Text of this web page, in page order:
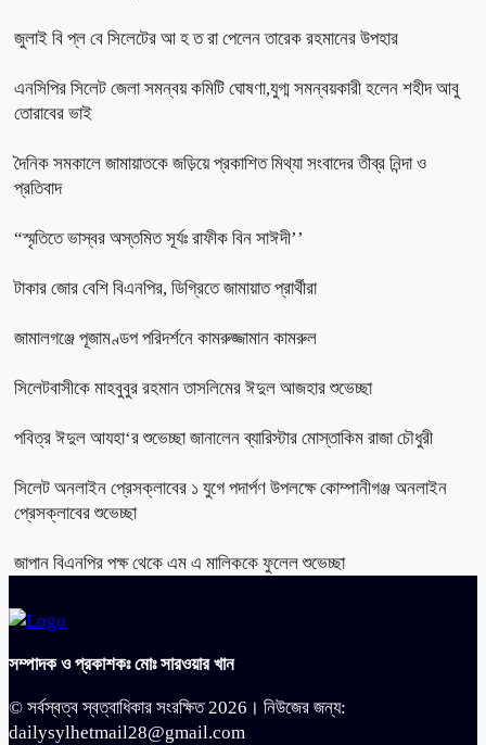
জুলাই বি প্ল বে সিলেটের আ হ ত রা পেলেন তারেক রহমানের উপহার
এনসিপির সিলেট জেলা সমন্বয় কমিটি ঘোষণা,যুগ্ম সমন্বয়কারী হলেন শহীদ আবু
তোরাবের ভাই
দৈনিক সমকালে জামায়াতকে জড়িয়ে প্রকাশিত মিথ্যা সংবাদের তীব্র নিন্দা ও
প্রতিবাদ
“স্মৃতিতে ভাস্বর অস্তমিত সূর্যঃ রাফীক বিন সাঈদী’’
টাকার জোর বেশি বিএনপির, ডিগ্রিতে জামায়াত প্রার্থীরা
জামালগঞ্জে পূজামণ্ডপ পরিদর্শনে কামরুজ্জামান কামরুল
সিলেটবাসীকে মাহবুবুর রহমান তাসলিমের ঈদুল আজহার শুভেচ্ছা
পবিত্র ঈদুল আযহা‘র শুভেচ্ছা জানালেন ব্যারিস্টার মোস্তাকিম রাজা চৌধুরী
সিলেট অনলাইন প্রেসক্লাবের ১ যুগে পদার্পণ উপলক্ষে কোম্পানীগঞ্জ অনলাইন
প্রেসক্লাবের শুভেচ্ছা
জাপান বিএনপির পক্ষ থেকে এম এ মালিককে ফুলেল শুভেচ্ছা
সম্পাদক ও প্রকাশকঃ মোঃ সারওয়ার খান
© সর্বস্বত্ব স্বত্বাধিকার সংরক্ষিত 2026। নিউজের জন্য:
dailysylhetmail28@gmail.com